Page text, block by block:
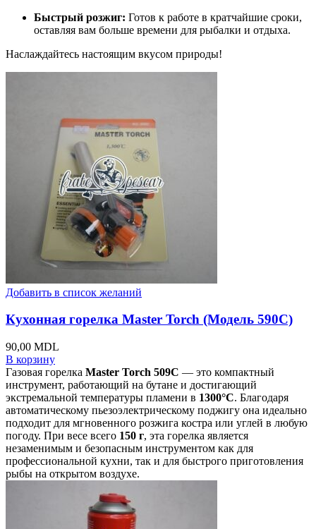
Быстрый розжиг: Готов к работе в кратчайшие сроки,
оставляя вам больше времени для рыбалки и отдыха.
Наслаждайтесь настоящим вкусом природы!
Добавить в список желаний
Кухонная горелка Master Torch (Модель 590C)
90,00 MDL
В корзину
Газовая горелка Master Torch 509C — это компактный
инструмент, работающий на бутане и достигающий
экстремальной температуры пламени в 1300°C. Благодаря
автоматическому пьезоэлектрическому поджигу она идеально
подходит для мгновенного розжига костра или углей в любую
погоду. При весе всего 150 г, эта горелка является
незаменимым и безопасным инструментом как для
профессиональной кухни, так и для быстрого приготовления
рыбы на открытом воздухе.